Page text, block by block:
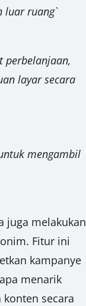
luar ruang`
perbelanjaan,
layar secara
mengambil
juga melakukan
Fitur ini
kampanye
menarik
secara